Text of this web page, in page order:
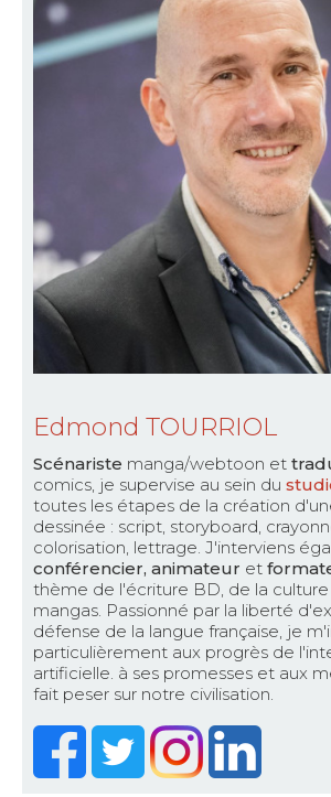
Edmond TOURRIOL
Scénariste manga/webtoon et
comics, je supervise au sein du
toutes les étapes de la création
dessinée : script, storyboard,
colorisation, lettrage. J'interviens
conférencier, animateur et
thème de l'écriture BD, de la
mangas. Passionné par la liberté
défense de la langue française, je
particulièrement aux progrès de
artificielle. à ses promesses et aux
fait peser sur notre civilisation.